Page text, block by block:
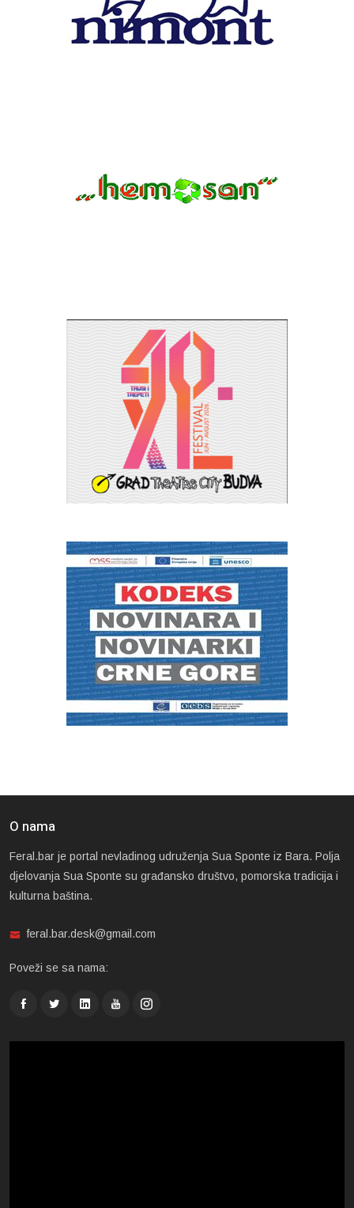
O nama
Feral.bar je portal nevladinog udruženja Sua Sponte iz Bara. Polja
djelovanja Sua Sponte su građansko društvo, pomorska tradicija i
kulturna baština.
feral.bar.desk@gmail.com
Poveži se sa nama: